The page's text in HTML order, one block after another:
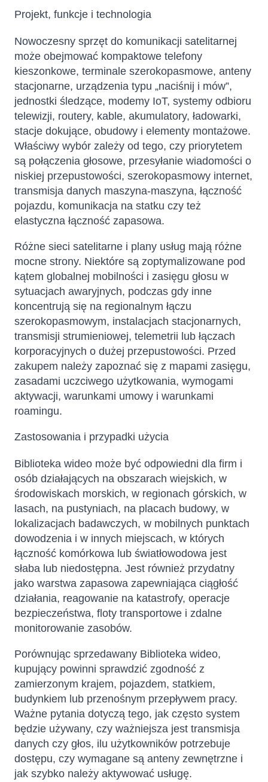
Projekt, funkcje i technologia
Nowoczesny sprzęt do komunikacji satelitarnej
może obejmować kompaktowe telefony
kieszonkowe, terminale szerokopasmowe, anteny
stacjonarne, urządzenia typu „naciśnij i mów”,
jednostki śledzące, modemy IoT, systemy odbioru
telewizji, routery, kable, akumulatory, ładowarki,
stacje dokujące, obudowy i elementy montażowe.
Właściwy wybór zależy od tego, czy priorytetem
są połączenia głosowe, przesyłanie wiadomości o
niskiej przepustowości, szerokopasmowy internet,
transmisja danych maszyna-maszyna, łączność
pojazdu, komunikacja na statku czy też
elastyczna łączność zapasowa.
Różne sieci satelitarne i plany usług mają różne
mocne strony. Niektóre są zoptymalizowane pod
kątem globalnej mobilności i zasięgu głosu w
sytuacjach awaryjnych, podczas gdy inne
koncentrują się na regionalnym łączu
szerokopasmowym, instalacjach stacjonarnych,
transmisji strumieniowej, telemetrii lub łączach
korporacyjnych o dużej przepustowości. Przed
zakupem należy zapoznać się z mapami zasięgu,
zasadami uczciwego użytkowania, wymogami
aktywacji, warunkami umowy i warunkami
roamingu.
Zastosowania i przypadki użycia
Biblioteka wideo może być odpowiedni dla firm i
osób działających na obszarach wiejskich, w
środowiskach morskich, w regionach górskich, w
lasach, na pustyniach, na placach budowy, w
lokalizacjach badawczych, w mobilnych punktach
dowodzenia i w innych miejscach, w których
łączność komórkowa lub światłowodowa jest
słaba lub niedostępna. Jest również przydatny
jako warstwa zapasowa zapewniająca ciągłość
działania, reagowanie na katastrofy, operacje
bezpieczeństwa, floty transportowe i zdalne
monitorowanie zasobów.
Porównując sprzedawany Biblioteka wideo,
kupujący powinni sprawdzić zgodność z
zamierzonym krajem, pojazdem, statkiem,
budynkiem lub przenośnym przepływem pracy.
Ważne pytania dotyczą tego, jak często system
będzie używany, czy ważniejsza jest transmisja
danych czy głos, ilu użytkowników potrzebuje
dostępu, czy wymagane są anteny zewnętrzne i
jak szybko należy aktywować usługę.